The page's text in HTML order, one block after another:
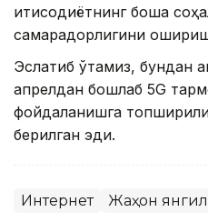
иқтисодиётнинг бошқа
самарадорлигини
Эслатиб ўтамиз, бундан
апрелдан бошлаб 5G
фойдаланишга
берилган эди.
Интернет Жаҳон